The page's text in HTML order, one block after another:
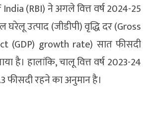
(RBI) ने अगले वित्त वर्ष 2024-25
उत्पाद (जीडीपी) वृद्धि दर (Gross
(GDP) growth rate) सात फीसदी
है। हालांकि, चालू वित्त वर्ष 2023-24
फीसदी रहने का अनुमान है।